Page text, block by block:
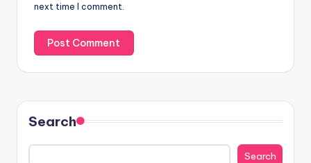
next time I comment.
Search
Search